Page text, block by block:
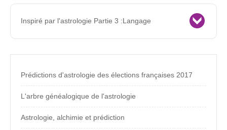
Inspiré par l'astrologie Partie 3 :Langage
Prédictions d'astrologie des élections françaises 2017
L'arbre généalogique de l'astrologie
Astrologie, alchimie et prédiction